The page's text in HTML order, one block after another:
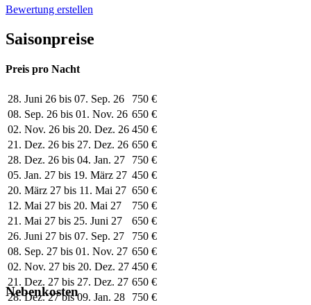
Bewertung erstellen
Saisonpreise
Preis pro Nacht
28. Juni 26 bis 07. Sep. 26
750 €
08. Sep. 26 bis 01. Nov. 26 650 €
02. Nov. 26 bis 20. Dez. 26 450 €
21. Dez. 26 bis 27. Dez. 26 650 €
28. Dez. 26 bis 04. Jan. 27
750 €
05. Jan. 27 bis 19. März 27 450 €
20. März 27 bis 11. Mai 27 650 €
12. Mai 27 bis 20. Mai 27
750 €
21. Mai 27 bis 25. Juni 27
650 €
26. Juni 27 bis 07. Sep. 27
750 €
08. Sep. 27 bis 01. Nov. 27 650 €
02. Nov. 27 bis 20. Dez. 27 450 €
21. Dez. 27 bis 27. Dez. 27 650 €
28. Dez. 27 bis 09. Jan. 28
750 €
Nebenkosten